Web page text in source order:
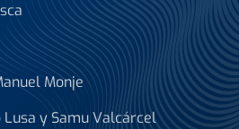
Monje
Lusa y Samu Valcárcel